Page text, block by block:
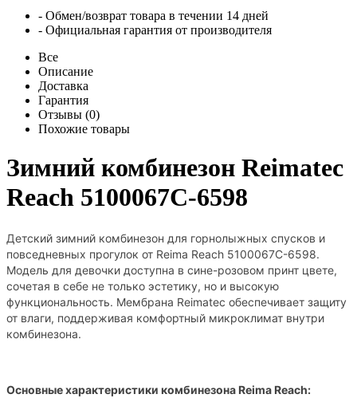
- Обмен/возврат товара в течении 14 дней
- Официальная гарантия от производителя
Все
Описание
Доставка
Гарантия
Отзывы (0)
Похожие товары
Зимний комбинезон Reimatec
Reach 5100067C-6598
Детский зимний комбинезон для горнолыжных спусков и
повседневных прогулок от Reima Reach 5100067C-6598.
Модель для девочки доступна в сине-розовом принт цвете,
сочетая в себе не только эстетику, но и высокую
функциональность. Мембрана Reimatec обеспечивает защиту
от влаги, поддерживая комфортный микроклимат внутри
комбинезона.
Основные характеристики комбинезона Reima Reach: